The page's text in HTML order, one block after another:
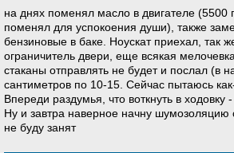
на днях поменял масло в двигателе
поменял для успокоения души), также
бензиновые в баке. Ноускат приехал,
ограничитель двери, еще всякая
стаканы отправлять не будет и послал (в
сантиметров по 10-15. Сейчас пытаюсь
Впереди раздумья, что воткнуть в ходовку
Ну и завтра наверное начну
не буду занят